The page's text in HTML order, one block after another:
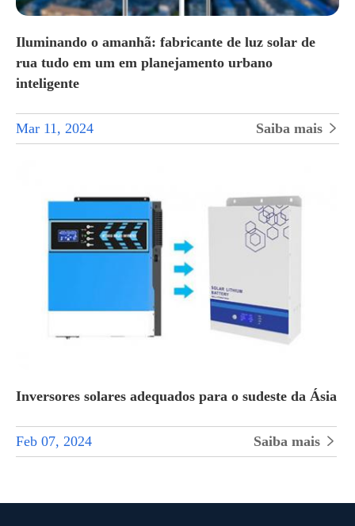
Iluminando o amanhã: fabricante de luz solar de
rua tudo em um em planejamento urbano
inteligente
Mar 11, 2024 Saiba mais 
Inversores solares adequados para o sudeste da Ásia
Feb 07, 2024 Saiba mais 